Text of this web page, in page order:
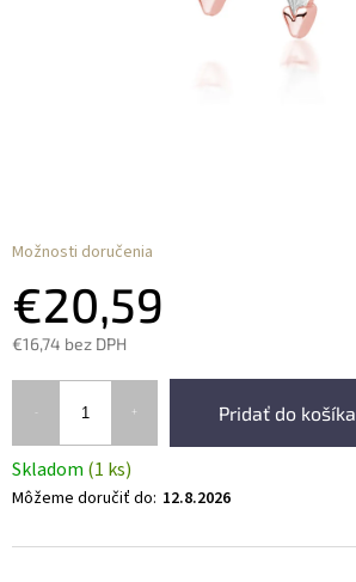
€20,59
€16,74 bez DPH
Pridať do košíka
Skladom (1 ks)
Môžeme doručiť do: 12.8.2026
Možnosti doručenia